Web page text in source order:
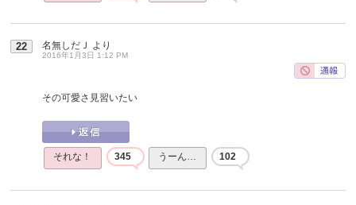
22 名無しだＪ より
2016年1月3日 1:12 PM
その可愛さ見習いたい
それな！ 345 うーん… 102